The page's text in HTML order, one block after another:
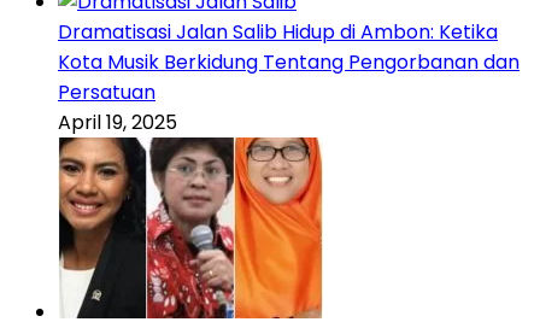
Dramatisasi Jalan Salib Hidup di Ambon: Ketika
Kota Musik Berkidung Tentang Pengorbanan dan
Persatuan
April 19, 2025